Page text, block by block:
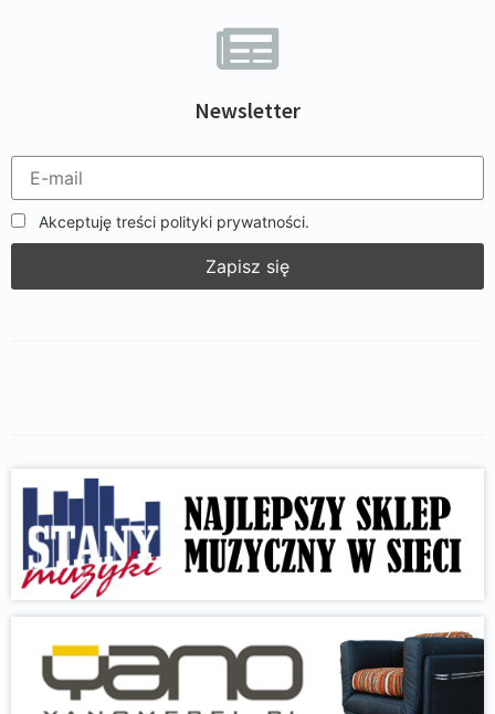
Newsletter
Akceptuję treści polityki prywatności.